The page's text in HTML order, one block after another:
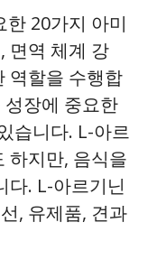
20가지 아미
면역 체계 강
역할을 수행합
장에 중요한
습니다. L-아르
하지만, 음식을
다. L-아르기닌
, 유제품, 견과